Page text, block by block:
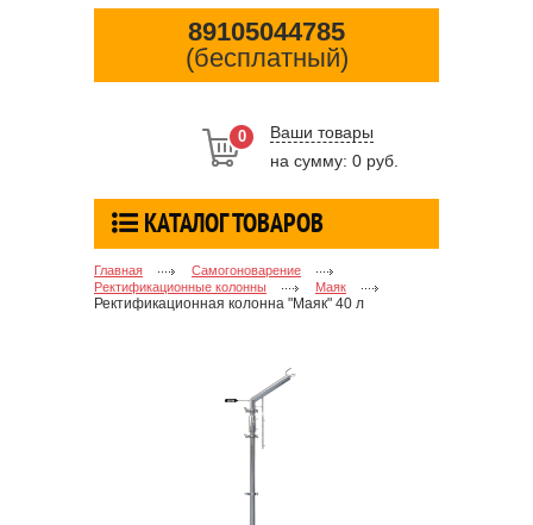
89105044785
(бесплатный)
0
Ваши товары
на сумму: 0 руб.
КАТАЛОГ ТОВАРОВ
Главная
Самогоноварение
Ректификационные колонны
Маяк
Ректификационная колонна "Маяк" 40 л